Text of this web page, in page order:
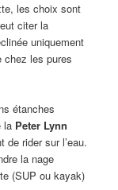
les choix sont
citer la
uniquement
chez les pures
étanches
la Peter Lynn
de rider sur l’eau.
la nage
(SUP ou kayak)